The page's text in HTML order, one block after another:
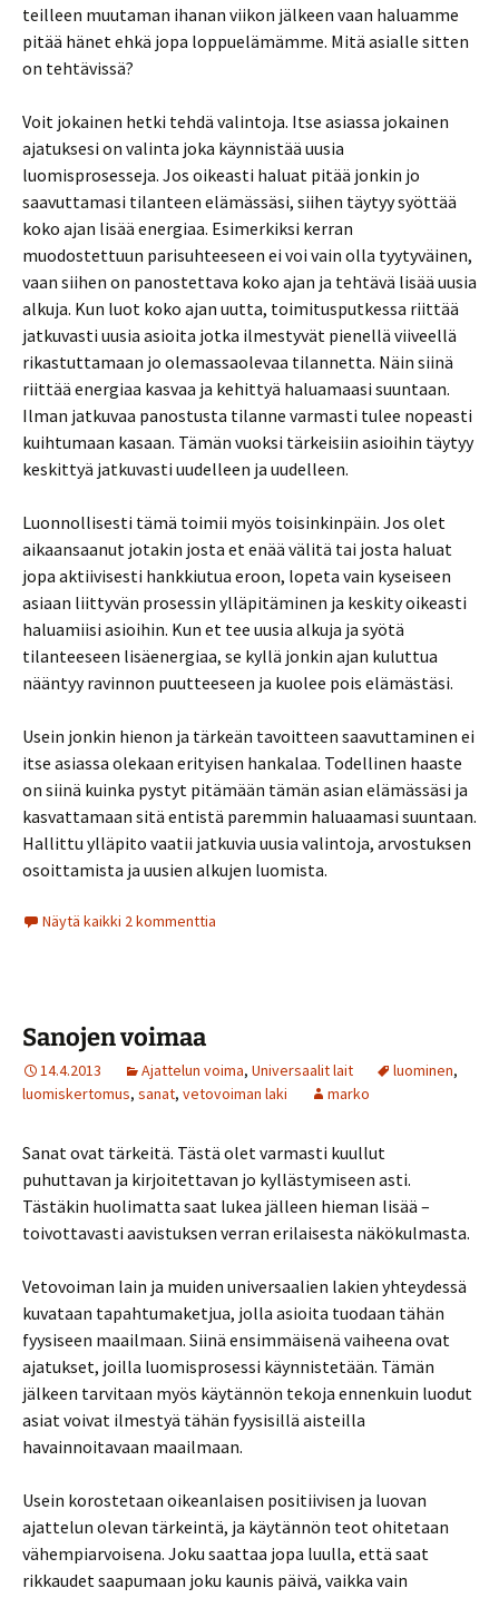
teilleen muutaman ihanan viikon jälkeen vaan haluamme
pitää hänet ehkä jopa loppuelämämme. Mitä asialle sitten
on tehtävissä?
Voit jokainen hetki tehdä valintoja. Itse asiassa jokainen
ajatuksesi on valinta joka käynnistää uusia
luomisprosesseja. Jos oikeasti haluat pitää jonkin jo
saavuttamasi tilanteen elämässäsi, siihen täytyy syöttää
koko ajan lisää energiaa. Esimerkiksi kerran
muodostettuun parisuhteeseen ei voi vain olla tyytyväinen,
vaan siihen on panostettava koko ajan ja tehtävä lisää uusia
alkuja. Kun luot koko ajan uutta, toimitusputkessa riittää
jatkuvasti uusia asioita jotka ilmestyvät pienellä viiveellä
rikastuttamaan jo olemassaolevaa tilannetta. Näin siinä
riittää energiaa kasvaa ja kehittyä haluamaasi suuntaan.
Ilman jatkuvaa panostusta tilanne varmasti tulee nopeasti
kuihtumaan kasaan. Tämän vuoksi tärkeisiin asioihin täytyy
keskittyä jatkuvasti uudelleen ja uudelleen.
Luonnollisesti tämä toimii myös toisinkinpäin. Jos olet
aikaansaanut jotakin josta et enää välitä tai josta haluat
jopa aktiivisesti hankkiutua eroon, lopeta vain kyseiseen
asiaan liittyvän prosessin ylläpitäminen ja keskity oikeasti
haluamiisi asioihin. Kun et tee uusia alkuja ja syötä
tilanteeseen lisäenergiaa, se kyllä jonkin ajan kuluttua
nääntyy ravinnon puutteeseen ja kuolee pois elämästäsi.
Usein jonkin hienon ja tärkeän tavoitteen saavuttaminen ei
itse asiassa olekaan erityisen hankalaa. Todellinen haaste
on siinä kuinka pystyt pitämään tämän asian elämässäsi ja
kasvattamaan sitä entistä paremmin haluaamasi suuntaan.
Hallittu ylläpito vaatii jatkuvia uusia valintoja, arvostuksen
osoittamista ja uusien alkujen luomista.
Näytä kaikki 2 kommenttia
Sanojen voimaa
14.4.2013 Ajattelun voima, Universaalit lait luominen,
luomiskertomus, sanat, vetovoiman laki marko
Sanat ovat tärkeitä. Tästä olet varmasti kuullut
puhuttavan ja kirjoitettavan jo kyllästymiseen asti.
Tästäkin huolimatta saat lukea jälleen hieman lisää –
toivottavasti aavistuksen verran erilaisesta näkökulmasta.
Vetovoiman lain ja muiden universaalien lakien yhteydessä
kuvataan tapahtumaketjua, jolla asioita tuodaan tähän
fyysiseen maailmaan. Siinä ensimmäisenä vaiheena ovat
ajatukset, joilla luomisprosessi käynnistetään. Tämän
jälkeen tarvitaan myös käytännön tekoja ennenkuin luodut
asiat voivat ilmestyä tähän fyysisillä aisteilla
havainnoitavaan maailmaan.
Usein korostetaan oikeanlaisen positiivisen ja luovan
ajattelun olevan tärkeintä, ja käytännön teot ohitetaan
vähempiarvoisena. Joku saattaa jopa luulla, että saat
rikkaudet saapumaan joku kaunis päivä, vaikka vain